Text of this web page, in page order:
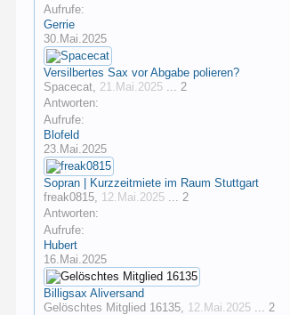
Aufrufe:
Gerrie
30.Mai.2025
Versilbertes Sax vor Abgabe polieren?
Spacecat, 21.Mai.2025 ... 2
Antworten:
Aufrufe:
Blofeld
23.Mai.2025
Sopran | Kurzzeitmiete im Raum Stuttgart
freak0815, 12.Mai.2025 ... 2
Antworten:
Aufrufe:
Hubert
16.Mai.2025
Billigsax Aliversand
Gelöschtes Mitglied 16135, 12.Mai.2025 ... 2